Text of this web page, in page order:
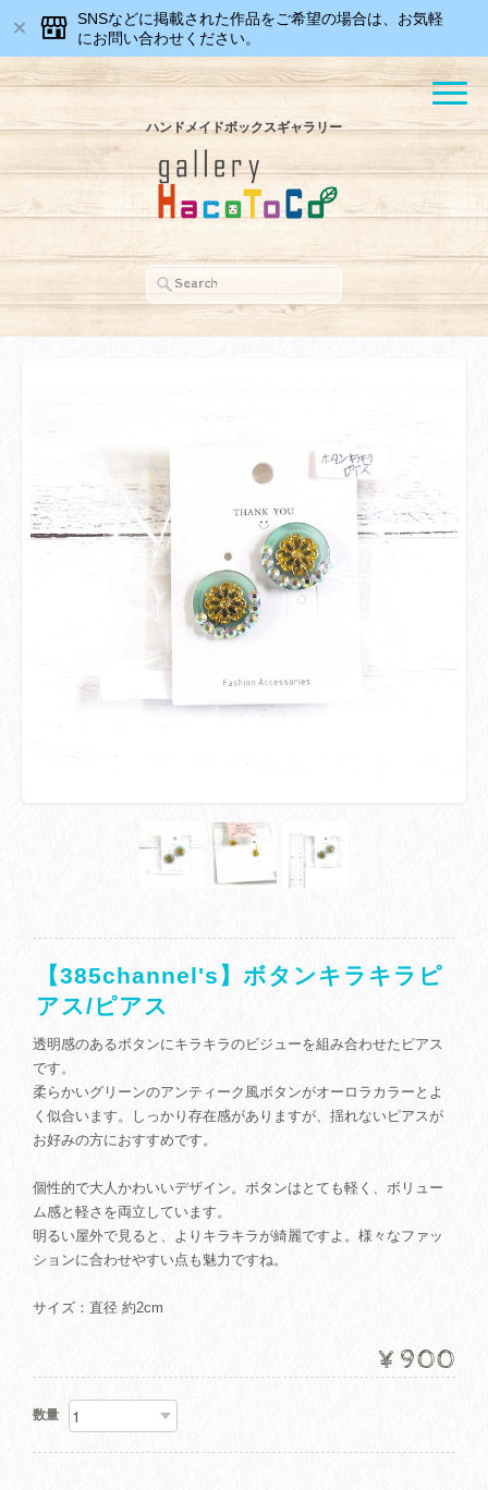
SNSなどに掲載された作品をご希望の場合は、お気軽
にお問い合わせください。
ハンドメイドボックスギャラリー
【385channel's】ボタンキラキラピ
アス/ピアス
透明感のあるボタンにキラキラのビジューを組み合わせたピアス
です。
柔らかいグリーンのアンティーク風ボタンがオーロラカラーとよ
く似合います。しっかり存在感がありますが、揺れないピアスが
お好みの方におすすめです。
個性的で大人かわいいデザイン。ボタンはとても軽く、ボリュー
ム感と軽さを両立しています。
明るい屋外で見ると、よりキラキラが綺麗ですよ。様々なファッ
ションに合わせやすい点も魅力ですね。
サイズ：直径 約2cm
¥900
数量